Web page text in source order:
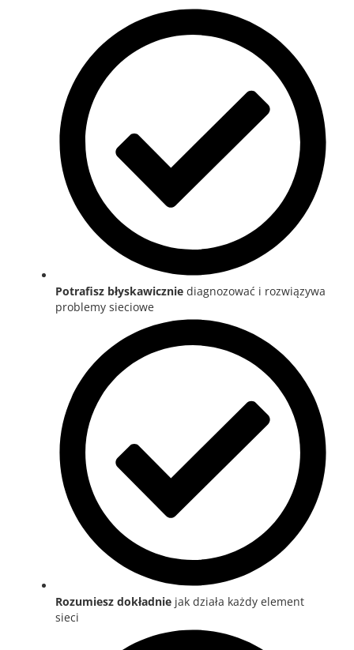
Potrafisz błyskawicznie diagnozować i rozwiązywa
problemy sieciowe
Rozumiesz dokładnie jak działa każdy element
sieci